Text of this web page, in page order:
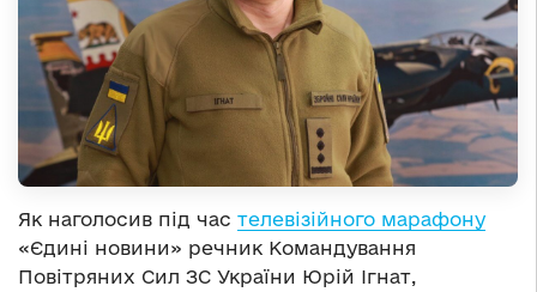
Як наголосив під час телевізійного марафону
«Єдині новини» речник Командування
Повітряних Сил ЗС України Юрій Ігнат,